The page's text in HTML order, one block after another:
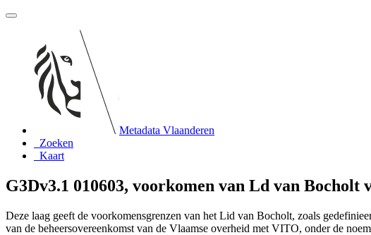
Metadata Vlaanderen
Zoeken
Kaart
G3Dv3.1 010603, voorkomen van Ld van Bocholt
Deze laag geeft de voorkomensgrenzen van het Lid van Bocholt, zoals
van de beheersovereenkomst van de Vlaamse overheid met VITO, onder de